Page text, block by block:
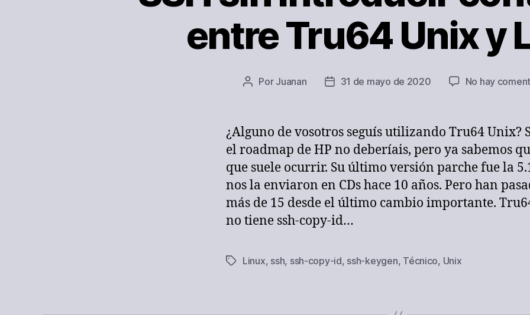
entre Tru64 Unix y
Autor
entrada
Por Juanan
Fecha31 de mayo de 2020 No hay
¿Alguno de vosotros seguís utilizando Tru64 Unix?
el roadmap de HP no deberíais, pero ya sabemos
que suele ocurrir. Su último versión parche fue la
nos la enviaron en CDs hace 10 años. Pero han
más de 15 desde el último cambio importante.
no tiene ssh-copy-id…
Etiquetas
Linux, ssh, ssh-copy-id, ssh-keygen, Técnico, Unix